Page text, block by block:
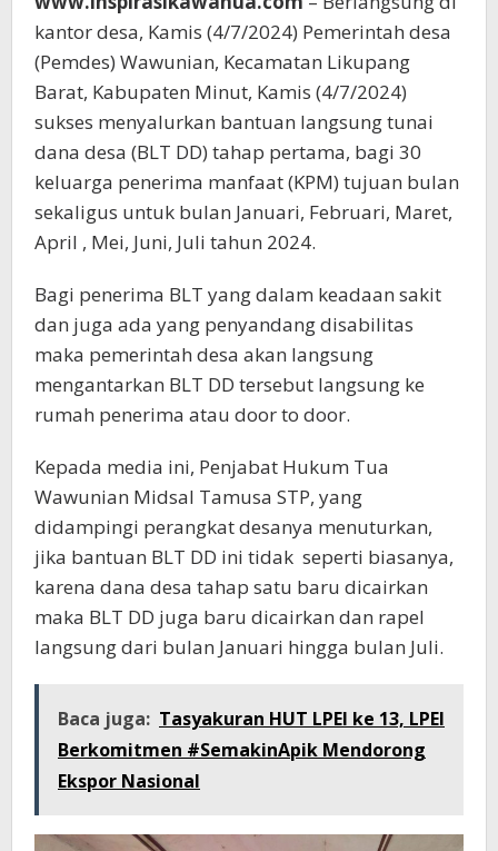
kantor desa, Kamis (4/7/2024) Pemerintah desa
(Pemdes) Wawunian, Kecamatan Likupang
Barat, Kabupaten Minut, Kamis (4/7/2024)
sukses menyalurkan bantuan langsung tunai
dana desa (BLT DD) tahap pertama, bagi 30
keluarga penerima manfaat (KPM) tujuan bulan
sekaligus untuk bulan Januari, Februari, Maret,
April , Mei, Juni, Juli tahun 2024.
Bagi penerima BLT yang dalam keadaan sakit
dan juga ada yang penyandang disabilitas
maka pemerintah desa akan langsung
mengantarkan BLT DD tersebut langsung ke
rumah penerima atau door to door.
Kepada media ini, Penjabat Hukum Tua
Wawunian Midsal Tamusa STP, yang
didampingi perangkat desanya menuturkan,
jika bantuan BLT DD ini tidak seperti biasanya,
karena dana desa tahap satu baru dicairkan
maka BLT DD juga baru dicairkan dan rapel
langsung dari bulan Januari hingga bulan Juli.
Baca juga: Tasyakuran HUT LPEI ke 13, LPEI
Berkomitmen #SemakinApik Mendorong
Ekspor Nasional